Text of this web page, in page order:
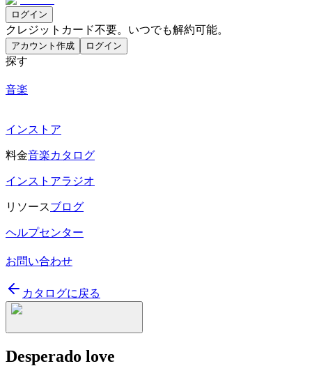
ログイン
クレジットカード不要。いつでも解約可能。
アカウント作成 ログイン
探す
音楽
インストア
料金音楽カタログ
インストアラジオ
リソースブログ
ヘルプセンター
お問い合わせ
カタログに戻る
Desperado love